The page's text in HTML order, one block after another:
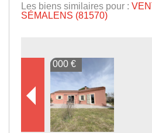
Les biens similaires pour :
SÉMALENS (81570)
295 000 €